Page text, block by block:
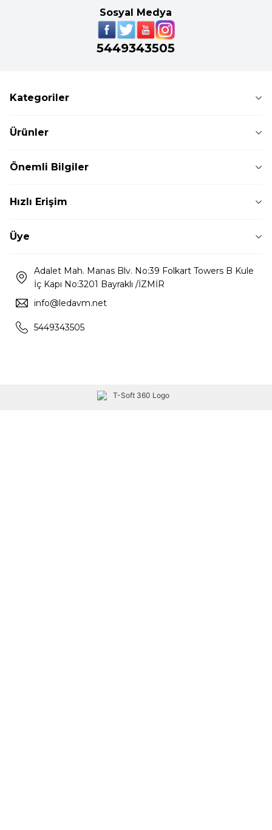
Sosyal Medya
5449343505
Kategoriler
Ürünler
Önemli Bilgiler
Hızlı Erişim
Üye
Adalet Mah. Manas Blv. No:39 Folkart Towers B Kule
İç Kapı No:3201 Bayraklı /İZMİR
info@ledavm.net
5449343505